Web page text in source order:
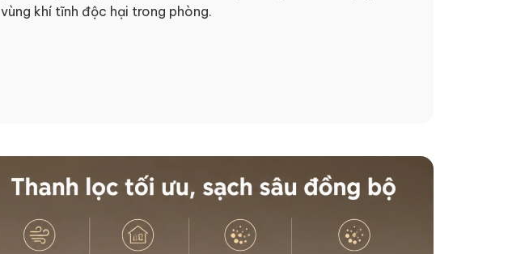
vùng khí tĩnh độc hại trong phòng.